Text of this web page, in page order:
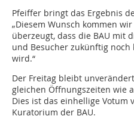
Pfeiffer bringt das Ergebnis
„Diesem Wunsch kommen
überzeugt, dass die BAU mit
und Besucher zukünftig
wird.“
Der Freitag bleibt
gleichen Öffnungszeiten wie
Dies ist das einhellige Votum
Kuratorium der BAU.